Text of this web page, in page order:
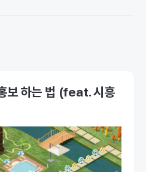
보 하는 법 (feat. 시흥